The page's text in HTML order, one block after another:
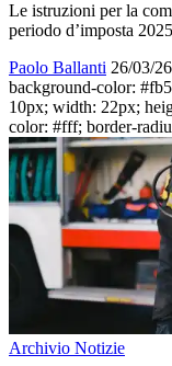
Le istruzioni per la
periodo d’imposta
Paolo Ballanti 26/03/26
background-color:
10px; width: 22px;
color: #fff; border-
Archivio Notizie